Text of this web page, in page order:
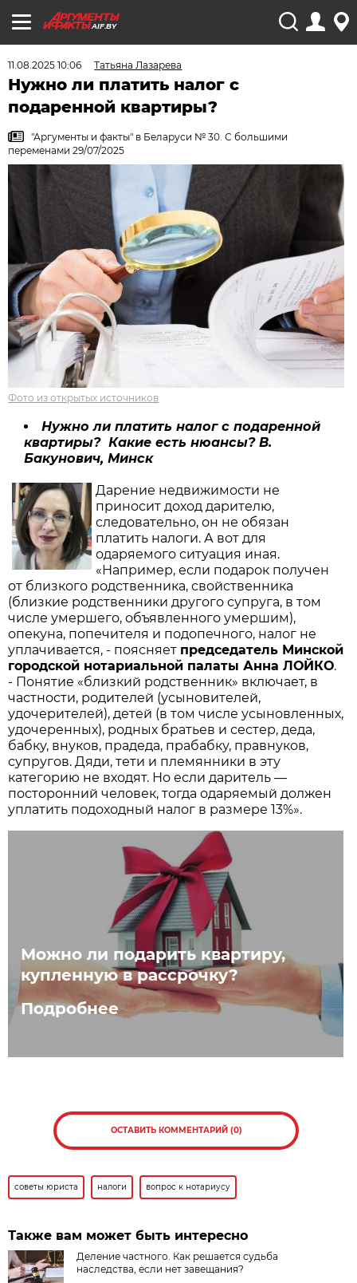
AIF.BY
11.08.2025 10:06 Татьяна Лазарева
Нужно ли платить налог с
подаренной квартиры?
"Аргументы и факты" в Беларуси № 30. С большими
переменами 29/07/2025
Фото из открытых источников
Нужно ли платить налог с подаренной
квартиры? Какие есть нюансы? В.
Бакунович, Минск
Дарение недвижимости не
приносит доход дарителю,
следовательно, он не обязан
платить налоги. А вот для
одаряемого ситуация иная.
«Например, если подарок получен
от близкого родственника, свойственника
(близкие родственники другого супруга, в том
числе умершего, объявленного умершим),
опекуна, попечителя и подопечного, налог не
уплачивается, - поясняет председатель Минской
городской нотариальной палаты Анна ЛОЙКО.
- Понятие «близкий родственник» включает, в
частности, родителей (усыновителей,
удочерителей), детей (в том числе усыновленных,
удочеренных), родных братьев и сестер, деда,
бабку, внуков, прадеда, прабабку, правнуков,
супругов. Дяди, тети и племянники в эту
категорию не входят. Но если даритель —
посторонний человек, тогда одаряемый должен
уплатить подоходный налог в размере 13%».
Можно ли подарить квартиру,
купленную в рассрочку?
Подробнее
ОСТАВИТЬ КОММЕНТАРИЙ (0)
советы юриста налоги вопрос к нотариусу
Также вам может быть интересно
Деление частного. Как решается судьба
наследства, если нет завещания?